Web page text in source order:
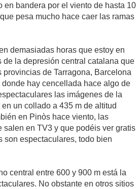
en bandera por el viento de hasta 10
pesa mucho hace caer las ramas
demasiadas horas que estoy en
de la depresión central catalana que
provincias de Tarragona, Barcelona
hay cencellada hace algo de
las imágenes de la
un collado a 435 m de altitud
en Pinòs hace viento, las
salen en TV3 y que podéis ver gratis
son espectaculares, todo bien
central entre 600 y 900 m está la
No obstante en otros sitios